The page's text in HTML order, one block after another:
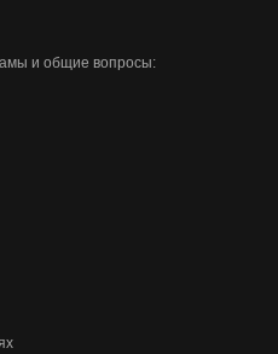
и общие вопросы: